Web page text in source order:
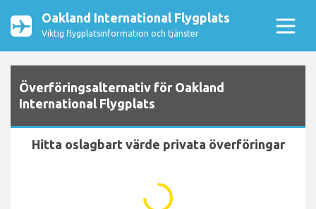
Oakland International Flygplats
Viktig flygplatsinformation och tjänster
Överföringsalternativ för Oakland
International Flygplats
Hitta oslagbart värde privata överföringar
...